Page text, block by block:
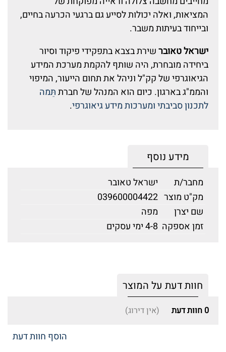
המציאות, ואלה יכולות לסייע גם ברגעי הכרעה בחיים,
ובייחוד בעיתות משבר.
ישראל טאוברשירת בצבא בתפקידי פיקוד וסיור
ביחידה מובחרת, היה שותף להקמת מערכת המידע
הגיאוגרפי של קק"ל וניהל את תחום הייעור, המיפוי
והממ"ג בארגון. כיום הוא המנהל של חברתתֵּמה
לתכנון סביבתי ומערכות מידע גיאוגרפי.
מידע נוסף
מחבר/ת
ישראל טאובר
מק"ט מוצר 039600004422
שם יצרן
מפה
זמן אספקה 4-8 ימי עסקים
חוות דעת על המוצר
0 חוות דעת (אין דירוג)
הוסף חוות דעת